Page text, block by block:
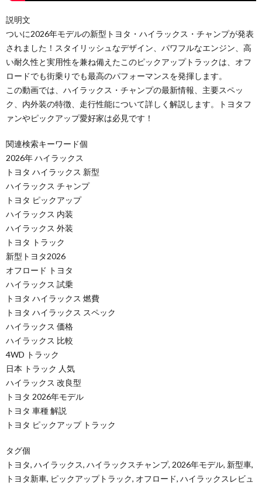
説明文
ついに2026年モデルの新型トヨタ・ハイラックス・チャンプが発表
されました！スタイリッシュなデザイン、パワフルなエンジン、高
い耐久性と実用性を兼ね備えたこのピックアップトラックは、オフ
ロードでも街乗りでも最高のパフォーマンスを発揮します。
この動画では、ハイラックス・チャンプの最新情報、主要スペッ
ク、内外装の特徴、走行性能について詳しく解説します。トヨタフ
ァンやピックアップ愛好家は必見です！
関連検索キーワード個
2026年 ハイラックス
トヨタ ハイラックス 新型
ハイラックス チャンプ
トヨタ ピックアップ
ハイラックス 内装
ハイラックス 外装
トヨタ トラック
新型トヨタ2026
オフロード トヨタ
ハイラックス 試乗
トヨタ ハイラックス 燃費
トヨタ ハイラックス スペック
ハイラックス 価格
ハイラックス 比較
4WD トラック
日本 トラック 人気
ハイラックス 改良型
トヨタ 2026年モデル
トヨタ 車種 解説
トヨタ ピックアップ トラック
タグ個
トヨタ, ハイラックス, ハイラックスチャンプ, 2026年モデル, 新型車,
トヨタ新車, ピックアップトラック, オフロード, ハイラックスレビュ